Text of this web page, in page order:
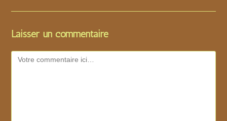
Laisser un commentaire
Comment